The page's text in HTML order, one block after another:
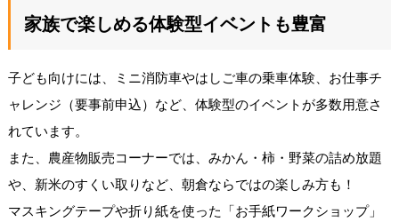
家族で楽しめる体験型イベントも豊富
子ども向けには、ミニ消防車やはしご車の乗車体験、お仕事チ
ャレンジ（要事前申込）など、体験型のイベントが多数用意さ
れています。
また、農産物販売コーナーでは、みかん・柿・野菜の詰め放題
や、新米のすくい取りなど、朝倉ならではの楽しみ方も！
マスキングテープや折り紙を使った「お手紙ワークショップ」